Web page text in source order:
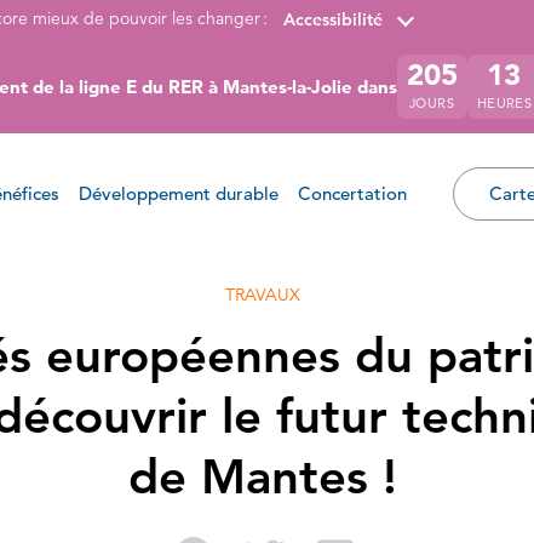
mieux de pouvoir les changer : Accessibilité
de la ligne E du RER à Mantes-la-Jolie dans 205
JOURS
13
HEURES
Développement durable Concertation
TRAVAUX
européennes du
le futur
de Mantes !